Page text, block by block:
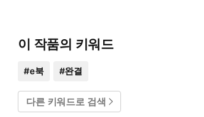
이 작품의 키워드
#e북 #완결
다른 키워드로 검색